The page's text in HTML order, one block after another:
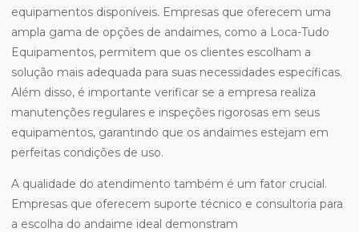
equipamentos disponíveis. Empresas que oferecem uma
ampla gama de opções de andaimes, como a Loca-Tudo
Equipamentos, permitem que os clientes escolham a
solução mais adequada para suas necessidades específicas.
Além disso, é importante verificar se a empresa realiza
manutenções regulares e inspeções rigorosas em seus
equipamentos, garantindo que os andaimes estejam em
perfeitas condições de uso.
A qualidade do atendimento também é um fator crucial.
Empresas que oferecem suporte técnico e consultoria para
a escolha do andaime ideal demonstram